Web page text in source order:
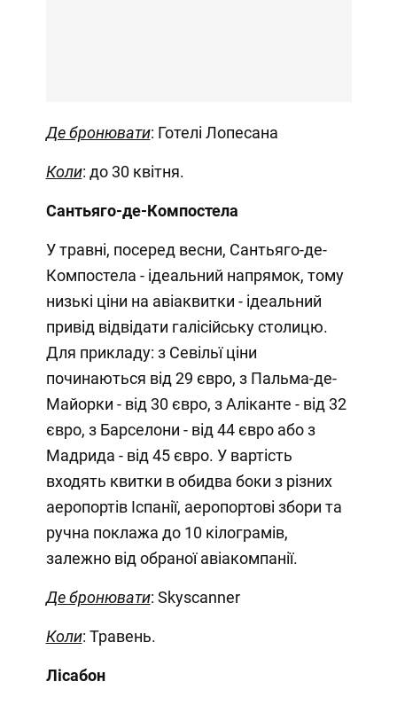
Де бронювати: Готелі Лопесана
Коли: до 30 квітня.
Сантьяго-де-Компостела
У травні, посеред весни, Сантьяго-де-
Компостела - ідеальний напрямок, тому
низькі ціни на авіаквитки - ідеальний
привід відвідати галісійську столицю.
Для прикладу: з Севільї ціни
починаються від 29 євро, з Пальма-де-
Майорки - від 30 євро, з Аліканте - від 32
євро, з Барселони - від 44 євро або з
Мадрида - від 45 євро. У вартість
входять квитки в обидва боки з різних
аеропортів Іспанії, аеропортові збори та
ручна поклажа до 10 кілограмів,
залежно від обраної авіакомпанії.
Де бронювати: Skyscanner
Коли: Травень.
Лісабон